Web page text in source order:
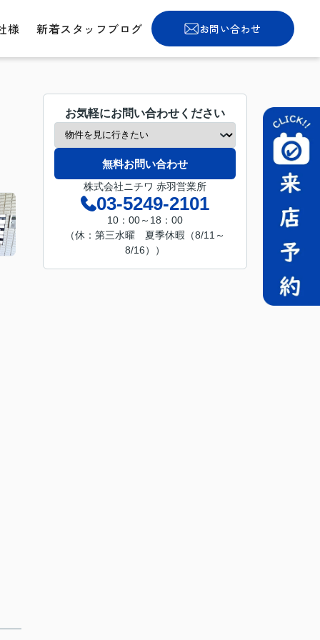
様 新着スタッフブログ お問い合わせ
お気軽にお問い合わせください
無料お問い合わせ
株式会社ニチワ 赤羽営業所
03-5249-2101
10：00～18：00
（休：第三水曜 夏季休暇（8/11～
8/16））